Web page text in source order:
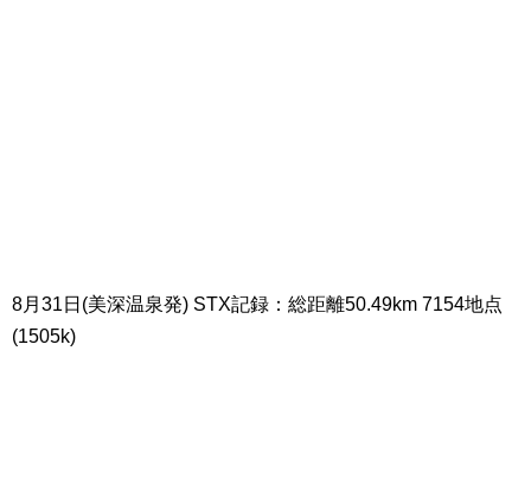
8月31日(美深温泉発) STX記録：総距離50.49km 7154地点
(1505k)